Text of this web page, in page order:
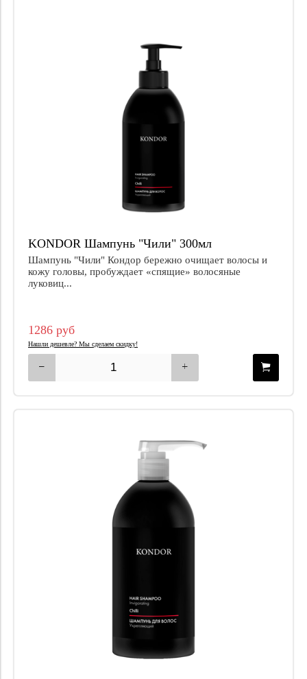
KONDOR Шампунь "Чили" 300мл
Шампунь "Чили" Кондор бережно очищает волосы и
кожу головы, пробуждает «спящие» волосяные
луковиц...
1286 руб
Нашли дешевле? Мы сделаем скидку!